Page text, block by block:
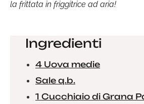
la frittata in friggitrice ad aria!
Ingredienti
4 Uova medie
Sale q.b.
1 Cucchiaio di Grana